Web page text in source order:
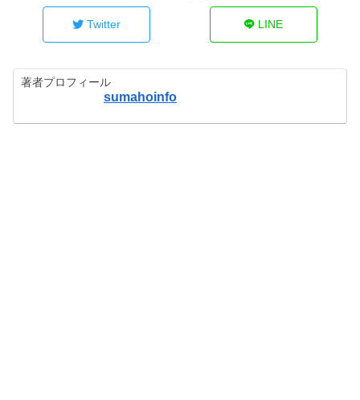
Twitter LINE
著者プロフィール
sumahoinfo